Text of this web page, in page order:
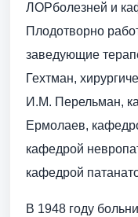
ЛОРболезней и
Плодотворно
заведующие
Гехтман,
И.М. Перельман,
Ермолаев,
кафедрой
кафедрой
В 1948 году